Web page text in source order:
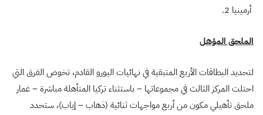
أرمينيا 2.
الملحق المؤهل
لتحديد البطاقات الأربع المتبقية في نهائيات اليورو القادم، تخوض الفرق التي
احتلت المركز الثالث في مجموعاتها – باستثناء تركيا المتأهلة مباشرة – غمار
ملحق تأهيلي مكون من أربع مواجهات ثنائية (ذهاب – إياب)، ستحدد